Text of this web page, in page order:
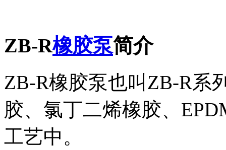
ZB-R橡胶泵简介
ZB-R橡胶泵也叫ZB-R系
胶、氯丁二烯橡胶、
工艺中。